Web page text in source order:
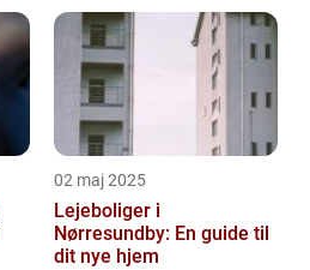
02 maj 2025
Lejeboliger i
Nørresundby: En guide til
dit nye hjem